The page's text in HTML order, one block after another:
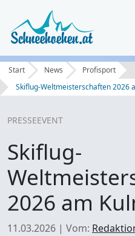
Start News
Profisport
Skiflug-Weltmeisterschaften 2026
PRESSEEVENT
Skiflug-
2026 am
11.03.2026 | Vom: